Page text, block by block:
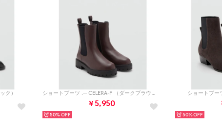
ク） ショートブーツ .-- CELERA-F （ダークブラウン）
￥5,950
50%
ショートブー
50%